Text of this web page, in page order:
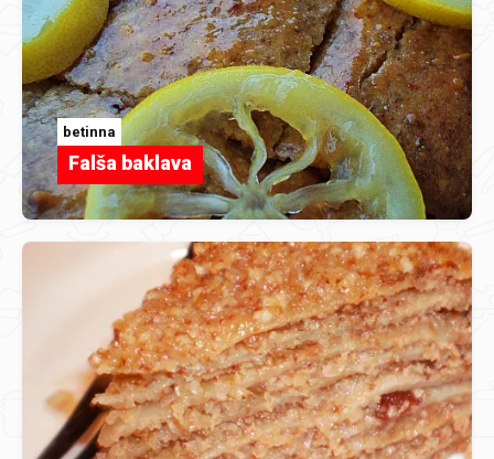
betinna
Falša baklava